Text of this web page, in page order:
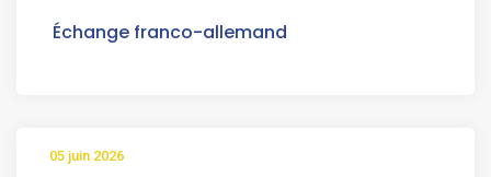
Échange franco-allemand
05 juin 2026